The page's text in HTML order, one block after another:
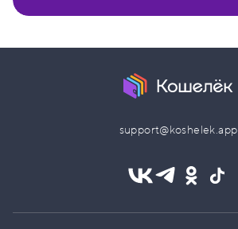
support@koshelek.app